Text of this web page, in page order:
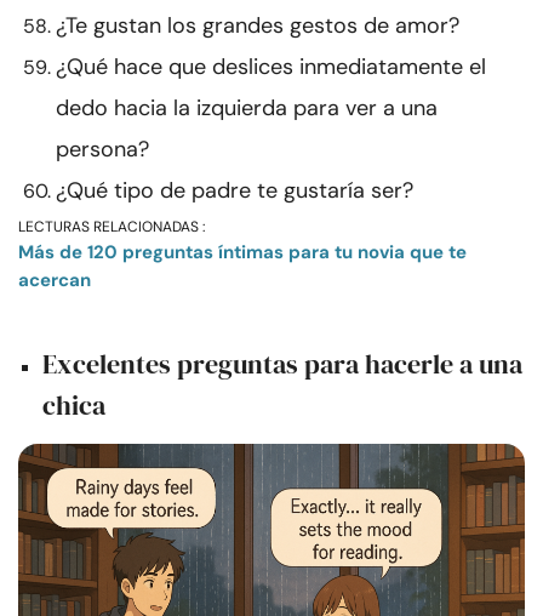
¿Te gustan los grandes gestos de amor?
¿Qué hace que deslices inmediatamente el
dedo hacia la izquierda para ver a una
persona?
¿Qué tipo de padre te gustaría ser?
LECTURAS RELACIONADAS :
Más de 120 preguntas íntimas para tu novia que te
acercan
Excelentes preguntas para hacerle a una
chica